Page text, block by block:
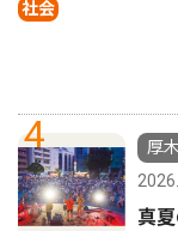
社会
4
厚
真